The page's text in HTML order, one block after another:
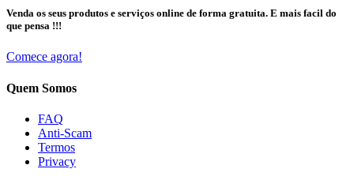
Venda os seus produtos e serviços online de forma gratuita. E mais facil do
que pensa !!!
Comece agora!
Quem Somos
FAQ
Anti-Scam
Termos
Privacy